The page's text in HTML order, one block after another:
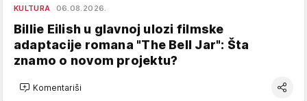
KULTURA 06.08.2026.
Billie Eilish u glavnoj ulozi filmske
adaptacije romana "The Bell Jar": Šta
znamo o novom projektu?
Komentariši